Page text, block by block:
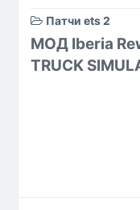
Патчи ets 2
МОД Iberia
TRUCK